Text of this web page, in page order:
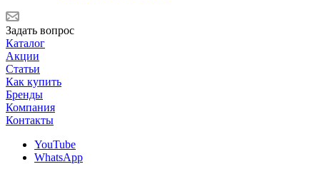
Задать вопрос
Каталог
Акции
Статьи
Как купить
Бренды
Компания
Контакты
YouTube
WhatsApp